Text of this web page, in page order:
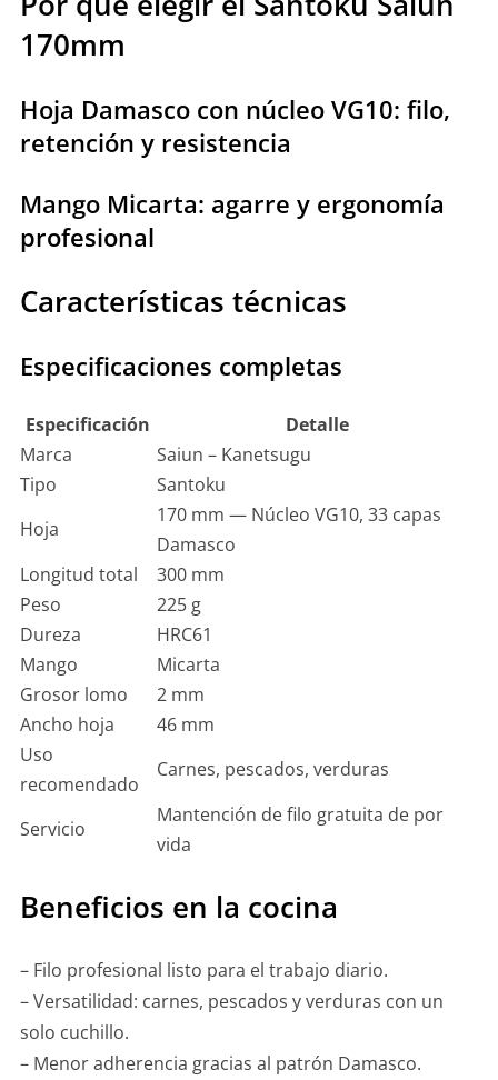
170mm
Hoja Damasco con núcleo VG10: filo,
retención y resistencia
Mango Micarta: agarre y ergonomía
profesional
Características técnicas
Especificaciones completas
Especificación
Detalle
Marca
Saiun – Kanetsugu
Tipo
Santoku
Hoja
170 mm — Núcleo VG10, 33 capas
Damasco
Longitud total
300 mm
Peso
225 g
Dureza
HRC61
Mango
Micarta
Grosor lomo
2 mm
Ancho hoja
46 mm
Uso
recomendado
Carnes, pescados, verduras
Servicio
Mantención de filo gratuita de por
vida
Beneficios en la cocina
– Filo profesional listo para el trabajo diario.
– Versatilidad: carnes, pescados y verduras con un
solo cuchillo.
– Menor adherencia gracias al patrón Damasco.